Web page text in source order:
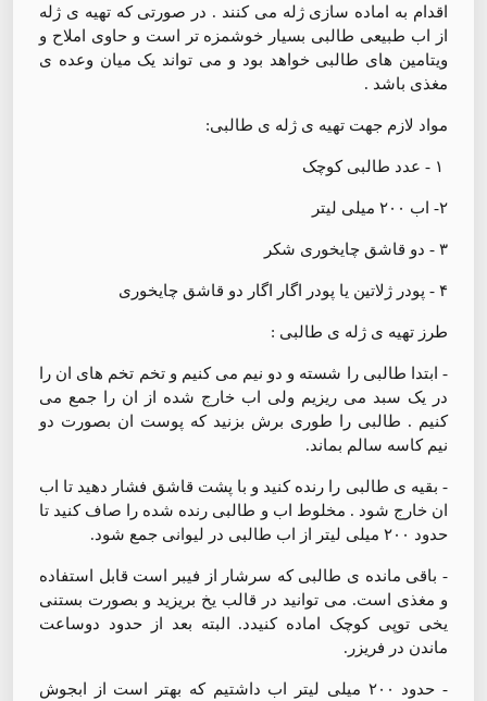
اقدام به اماده سازی ژله می کنند . در صورتی که تهیه ی ژله
از اب طبیعی طالبی بسیار خوشمزه تر است و حاوی املاح و
ویتامین های طالبی خواهد بود و می تواند یک میان وعده ی
مغذی باشد .
مواد لازم جهت تهیه ی ژله ی طالبی:
۲- اب ۲۰۰ میلی لیتر
۳ - دو قاشق چایخوری شکر
۴ - پودر ژلاتین یا پودر اگار اگار دو قاشق چایخوری
طرز تهیه ی ژله ی طالبی :
- ابتدا طالبی را شسته و دو نیم می کنیم و تخم تخم های ان را
در یک سبد می ریزیم ولی اب خارج شده از ان را جمع می
کنیم . طالبی را طوری برش بزنید که پوست ان بصورت دو
نیم کاسه سالم بماند.
- بقیه ی طالبی را رنده کنید و با پشت قاشق فشار دهید تا اب
ان خارج شود . مخلوط اب و طالبی رنده شده را صاف کنید تا
حدود ۲۰۰ میلی لیتر از اب طالبی در لیوانی جمع شود.
- باقی مانده ی طالبی که سرشار از فیبر است قابل استفاده
و مغذی است. می توانید در قالب یخ بریزید و بصورت بستنی
یخی توپی کوچک اماده کنیدد. البته بعد از حدود دوساعت
ماندن در فریزر.
- حدود ۲۰۰ میلی لیتر اب داشتیم که بهتر است از ابجوش